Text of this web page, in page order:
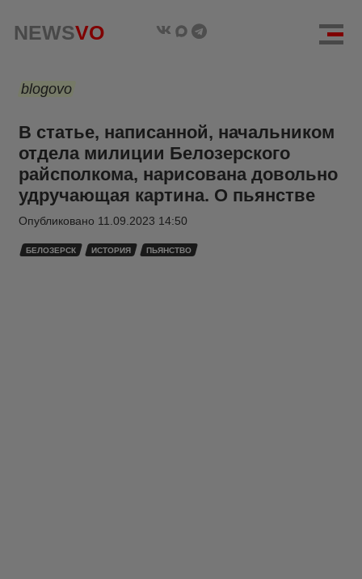
NEWSVO
blogovo
В статье, написанной, начальником
отдела милиции Белозерского
райсполкома, нарисована довольно
удручающая картина. О пьянстве
Опубликовано 11.09.2023 14:50
БЕЛОЗЕРСК ИСТОРИЯ ПЬЯНСТВО